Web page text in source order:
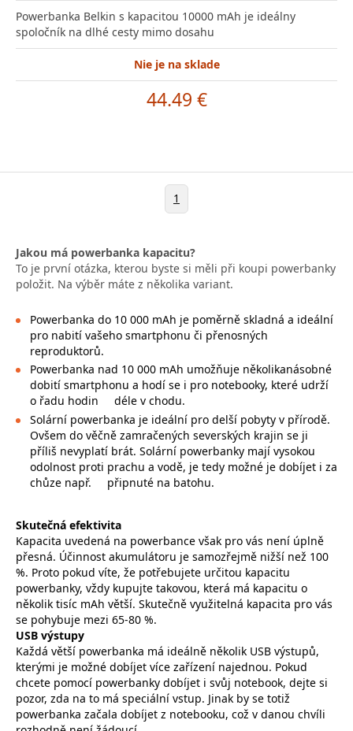
Powerbanka Belkin s kapacitou 10000 mAh je ideálny
spoločník na dlhé cesty mimo dosahu
Nie je na sklade
44.49 €
1
Jakou má powerbanka kapacitu?
To je první otázka, kterou byste si měli při koupi powerbanky
položit. Na výběr máte z několika variant.
Powerbanka do 10 000 mAh je poměrně skladná a ideální
pro nabití vašeho smartphonu či přenosných
reproduktorů.
Powerbanka nad 10 000 mAh umožňuje několikanásobné
dobití smartphonu a hodí se i pro notebooky, které udrží
o řadu hodin
déle v chodu.
Solární powerbanka je ideální pro delší pobyty v přírodě.
Ovšem do věčně zamračených severských krajin se ji
příliš nevyplatí brát. Solární powerbanky mají vysokou
odolnost proti prachu a vodě, je tedy možné je dobíjet i za
chůze např.
připnuté na batohu.
Skutečná efektivita
Kapacita uvedená na powerbance však pro vás není úplně
přesná. Účinnost akumulátoru je samozřejmě nižší než 100
%. Proto pokud víte, že potřebujete určitou kapacitu
powerbanky, vždy kupujte takovou, která má kapacitu o
několik tisíc mAh větší. Skutečně využitelná kapacita pro vás
se pohybuje mezi 65-80 %.
USB výstupy
Každá větší powerbanka má ideálně několik USB výstupů,
kterými je možné dobíjet více zařízení najednou. Pokud
chcete pomocí powerbanky dobíjet i svůj notebook, dejte si
pozor, zda na to má speciální vstup. Jinak by se totiž
powerbanka začala dobíjet z notebooku, což v danou chvíli